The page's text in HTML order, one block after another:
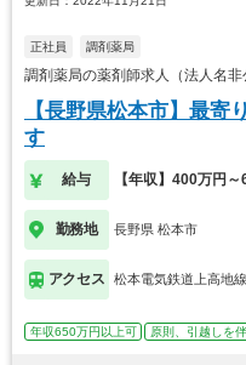
正社員 調剤薬局
調剤薬局の薬剤師求人（法人名
【長野県松本市】最寄
す
給与 【年収】400万円～
勤務地 長野県 松本市
アクセス 松本電気鉄道上高地
年収650万円以上可 原則、引越しを